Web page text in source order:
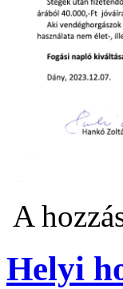
A
Helyi